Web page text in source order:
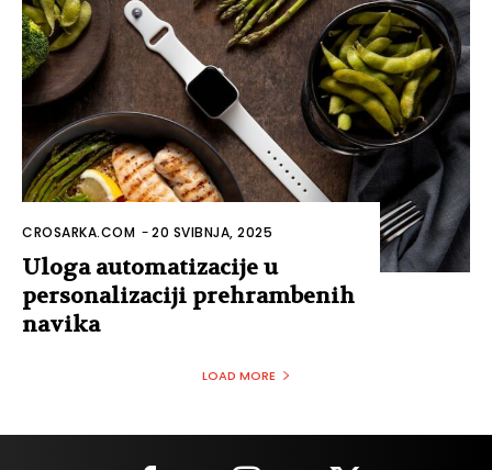
CROSARKA.COM -20 SVIBNJA, 2025
Uloga automatizacije u
personalizaciji prehrambenih
navika
LOAD MORE